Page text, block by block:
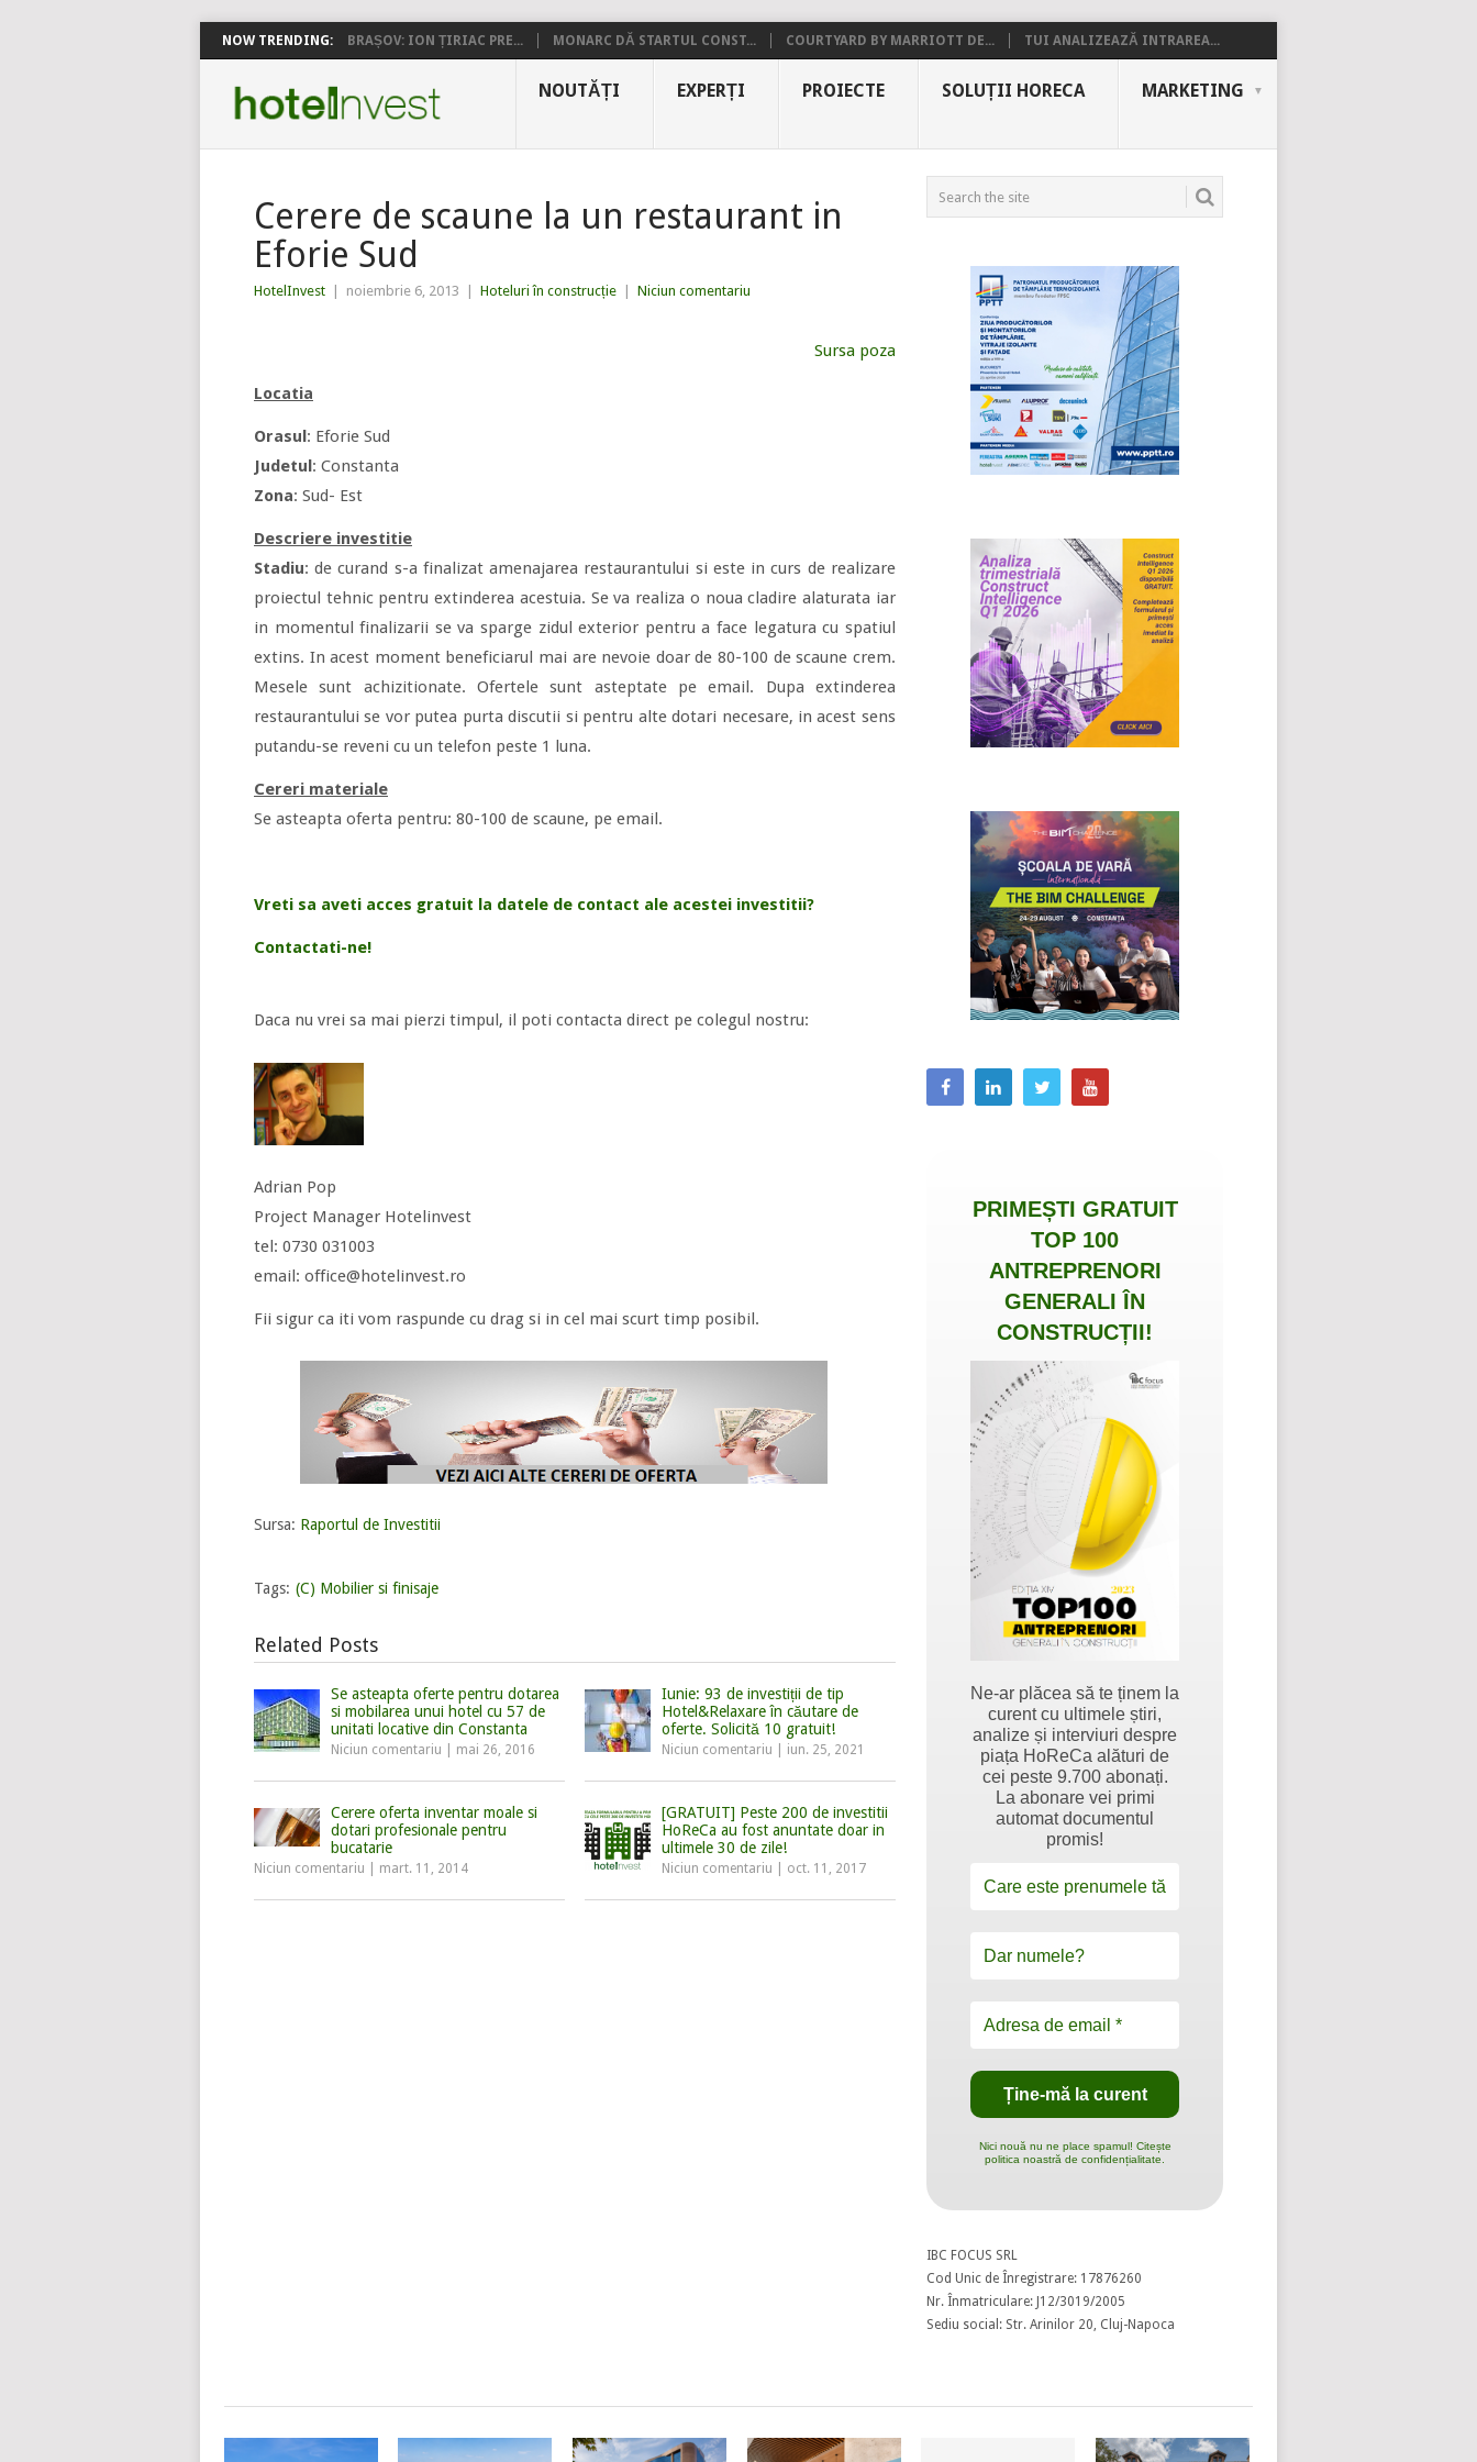
NOW TRENDING: BRAȘOV: ION ȚIRIAC PRE... MONARC DĂ STARTUL CONST... COURTYARD BY MARRIOTT DE... TUI ANALIZEAZĂ INTRAREA...
NOUTĂȚI EXPERȚI PROIECTE SOLUȚII HORECA MARKETING
Cerere de scaune la un restaurant in
Eforie Sud
HotelInvest noiembrie 6, 2013 Hoteluri în construcție Niciun comentariu
Sursa poza
Locatia
Orasul: Eforie Sud
Judetul: Constanta
Zona: Sud- Est
Descriere investitie
Stadiu: de curand s-a finalizat amenajarea restaurantului si este in curs de realizare
proiectul tehnic pentru extinderea acestuia. Se va realiza o noua cladire alaturata iar
in momentul finalizarii se va sparge zidul exterior pentru a face legatura cu spatiul
extins. In acest moment beneficiarul mai are nevoie doar de 80-100 de scaune crem.
Mesele sunt achizitionate. Ofertele sunt asteptate pe email. Dupa extinderea
restaurantului se vor putea purta discutii si pentru alte dotari necesare, in acest sens
putandu-se reveni cu un telefon peste 1 luna.
Cereri materiale
Se asteapta oferta pentru: 80-100 de scaune, pe email.
Vreti sa aveti acces gratuit la datele de contact ale acestei investitii?
Contactati-ne!
Daca nu vrei sa mai pierzi timpul, il poti contacta direct pe colegul nostru:
Adrian Pop
Project Manager Hotelinvest
tel: 0730 031003
email: office@hotelinvest.ro
Fii sigur ca iti vom raspunde cu drag si in cel mai scurt timp posibil.
Sursa: Raportul de Investitii
Tags: (C) Mobilier si finisaje
Related Posts
Se asteapta oferte pentru dotarea
si mobilarea unui hotel cu 57 de
unitati locative din Constanta
Niciun comentariu mai 26, 2016
Iunie: 93 de investiții de tip
Hotel&Relaxare în căutare de
oferte. Solicită 10 gratuit!
Niciun comentariu iun. 25, 2021
Cerere oferta inventar moale si
dotari profesionale pentru
bucatarie
Niciun comentariu mart. 11, 2014
[GRATUIT] Peste 200 de investitii
HoReCa au fost anuntate doar in
ultimele 30 de zile!
Niciun comentariu oct. 11, 2017
PRIMEȘTI GRATUIT
TOP 100
ANTREPRENORI
GENERALI ÎN
CONSTRUCȚII!
Ne-ar plăcea să te ținem la
curent cu ultimele știri,
analize și interviuri despre
piața HoReCa alături de
cei peste 9.700 abonați.
La abonare vei primi
automat documentul
promis!
Nici nouă nu ne place spamul! Citește
politica noastră de confidențialitate.
IBC FOCUS SRL
Cod Unic de Înregistrare: 17876260
Nr. Înmatriculare: J12/3019/2005
Sediu social: Str. Arinilor 20, Cluj-Napoca